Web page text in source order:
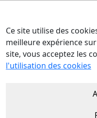
Accueil Nos talents
Ce site utilise des
meilleure expérience
site, vous acceptez les
l'utilisation des cookies